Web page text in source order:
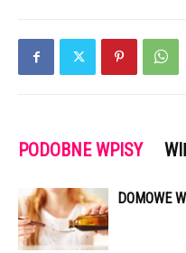
PODOBNE WPISY
DOMOWE